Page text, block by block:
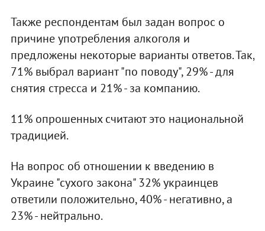
Также респондентам был задан вопрос о
причине употребления алкоголя и
предложены некоторые варианты ответов. Так,
71% выбрал вариант "по поводу", 29% - для
снятия стресса и 21% - за компанию.
11% опрошенных считают это национальной
традицией.
На вопрос об отношении к введению в
Украине "сухого закона" 32% украинцев
ответили положительно, 40% - негативно, а
23% - нейтрально.